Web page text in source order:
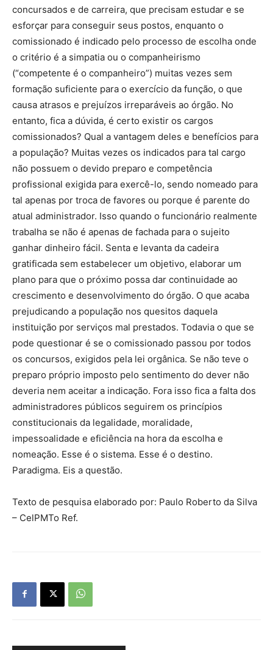
concursados e de carreira, que precisam estudar e se
esforçar para conseguir seus postos, enquanto o
comissionado é indicado pelo processo de escolha onde
o critério é a simpatia ou o companheirismo
(“competente é o companheiro”) muitas vezes sem
formação suficiente para o exercício da função, o que
causa atrasos e prejuízos irreparáveis ao órgão. No
entanto, fica a dúvida, é certo existir os cargos
comissionados? Qual a vantagem deles e benefícios para
a população? Muitas vezes os indicados para tal cargo
não possuem o devido preparo e competência
profissional exigida para exercê-lo, sendo nomeado para
tal apenas por troca de favores ou porque é parente do
atual administrador. Isso quando o funcionário realmente
trabalha se não é apenas de fachada para o sujeito
ganhar dinheiro fácil. Senta e levanta da cadeira
gratificada sem estabelecer um objetivo, elaborar um
plano para que o próximo possa dar continuidade ao
crescimento e desenvolvimento do órgão. O que acaba
prejudicando a população nos quesitos daquela
instituição por serviços mal prestados. Todavia o que se
pode questionar é se o comissionado passou por todos
os concursos, exigidos pela lei orgânica. Se não teve o
preparo próprio imposto pelo sentimento do dever não
deveria nem aceitar a indicação. Fora isso fica a falta dos
administradores públicos seguirem os princípios
constitucionais da legalidade, moralidade,
impessoalidade e eficiência na hora da escolha e
nomeação. Esse é o sistema. Esse é o destino.
Paradigma. Eis a questão.
Texto de pesquisa elaborado por: Paulo Roberto da Silva
– CelPMTo Ref.